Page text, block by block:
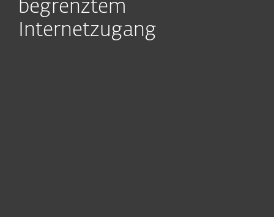
begrenztem
Internetzugang